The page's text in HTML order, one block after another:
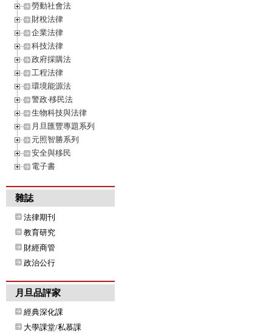
勞動社會法
財稅法律
企業法律
科技法律
政府採購法
工程法律
環境能源法
警政‧移民法
生物科技與法律
月旦匯豐專題系列
元照智勝系列
安全與移民
電子書
雜誌
法律期刊
教育研究
財經商管
政治公行
月旦品評家
經典深化課
大學課堂/私慕課